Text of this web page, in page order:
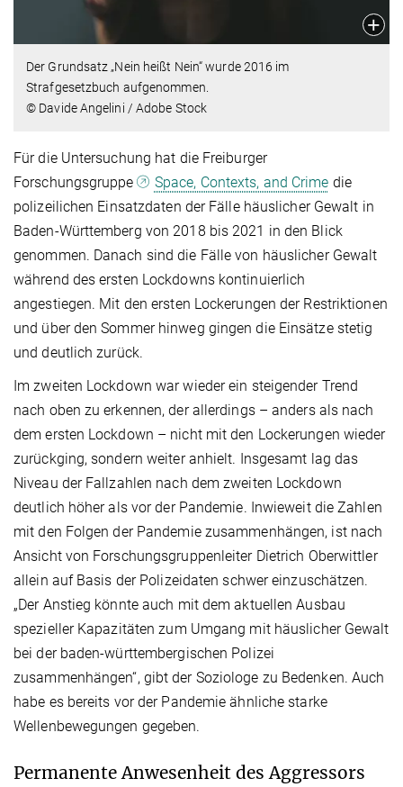
Der Grundsatz „Nein heißt Nein“ wurde 2016 im
Strafgesetzbuch aufgenommen.
© Davide Angelini / Adobe Stock
Für die Untersuchung hat die Freiburger
Forschungsgruppe
Space, Contexts, and Crime die
polizeilichen Einsatzdaten der Fälle häus­li­cher Gewalt in
Baden-Württemberg von 2018 bis 2021 in den Blick
genommen. Danach sind die Fälle von häus­li­cher Gewalt
während des ersten Lockdowns kontinuierlich
angestiegen. Mit den ersten Lockerungen der Restriktionen
und über den Sommer hinweg gingen die Einsätze stetig
und deutlich zurück.
Im zweiten Lockdown war wieder ein steigender Trend
nach oben zu erkennen, der allerdings – anders als nach
dem ersten Lockdown – nicht mit den Lockerungen wieder
zurückging, sondern weiter anhielt. Insgesamt lag das
Niveau der Fallzahlen nach dem zweiten Lockdown
deutlich höher als vor der Pandemie. Inwieweit die Zahlen
mit den Folgen der Pandemie zusammenhängen, ist nach
Ansicht von Forschungsgruppenleiter Dietrich Oberwittler
allein auf Basis der Polizeidaten schwer einzuschätzen.
„Der Anstieg könnte auch mit dem aktuellen Ausbau
spezieller Kapazitäten zum Umgang mit häuslicher Gewalt
bei der baden-württembergischen Polizei
zusammenhängen“, gibt der Soziologe zu Bedenken. Auch
habe es bereits vor der Pandemie ähnliche starke
Wellenbewegungen gegeben.
Permanente Anwesenheit des Aggressors